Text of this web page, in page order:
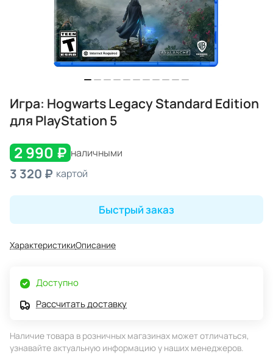
Игра: Hogwarts Legacy Standard Edition
для PlayStation 5
2 990 ₽ наличными
3 320 ₽ картой
Быстрый заказ
ХарактеристикиОписание
Доступно
Рассчитать доставку
Наличие товара в розничных магазинах может отличаться,
узнавайте актуальную информацию у наших менеджеров.